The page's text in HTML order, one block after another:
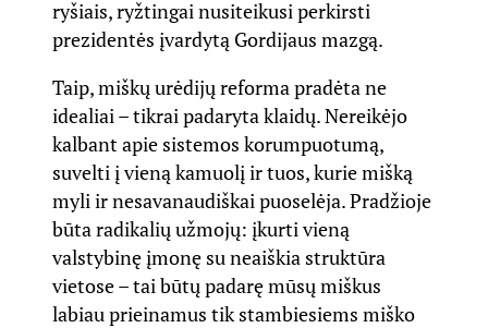
ryšiais, ryžtingai nusiteikusi perkirsti
prezidentės įvardytą Gordijaus mazgą.
Taip, miškų urėdijų reforma pradėta ne
idealiai – tikrai padaryta klaidų. Nereikėjo
kalbant apie sistemos korumpuotumą,
suvelti į vieną kamuolį ir tuos, kurie mišką
myli ir nesavanaudiškai puoselėja. Pradžioje
būta radikalių užmojų: įkurti vieną
valstybinę įmonę su neaiškia struktūra
vietose – tai būtų padarę mūsų miškus
labiau prieinamus tik stambiesiems miško